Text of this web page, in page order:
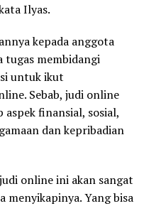
Ilyas.
kepada anggota
tugas membidangi
untuk ikut
Sebab, judi online
finansial, sosial,
dan kepribadian
online ini akan sangat
menyikapinya. Yang bisa